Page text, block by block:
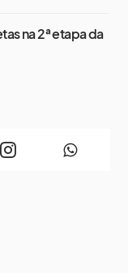
na 2ª etapa da